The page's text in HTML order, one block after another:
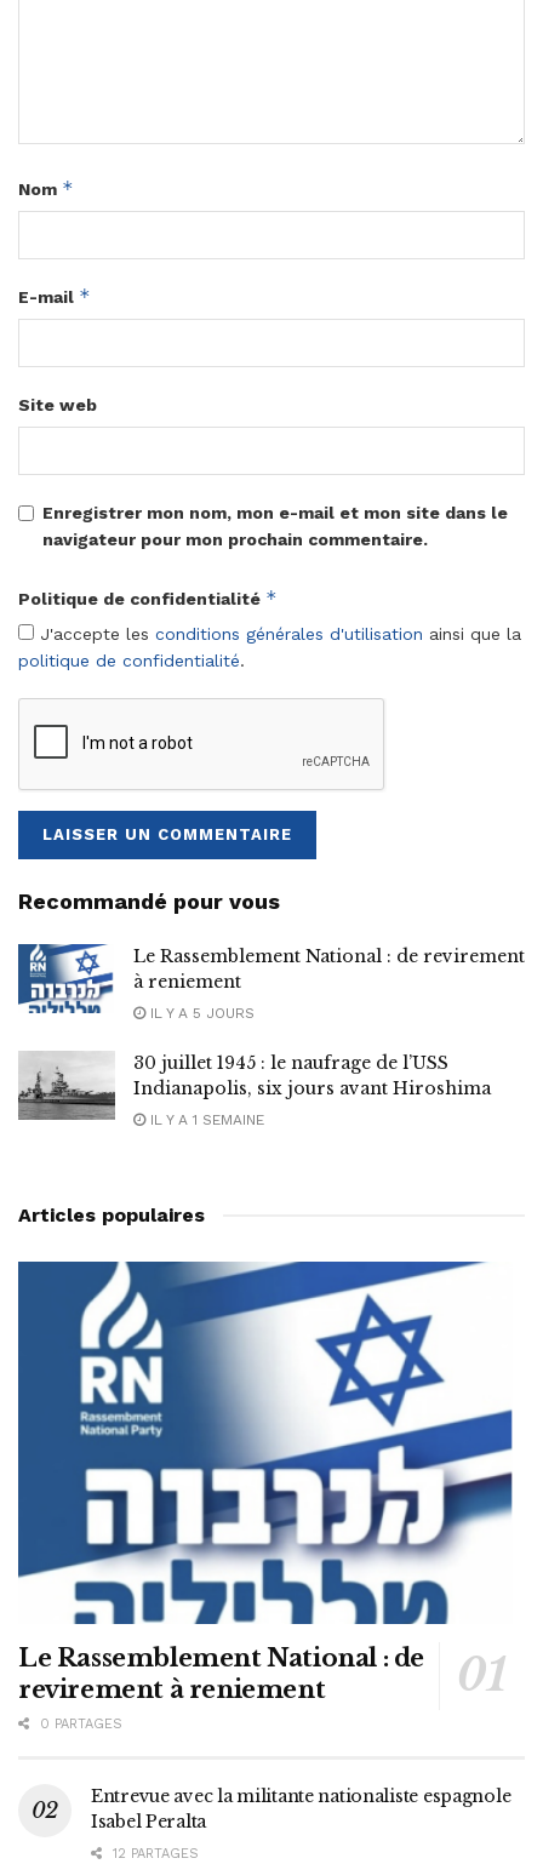
Nom *
E-mail *
Site web
Enregistrer mon nom, mon e-mail et mon site dans le
navigateur pour mon prochain commentaire.
Politique de confidentialité *
J'accepte les conditions générales d'utilisation ainsi que la
politique de confidentialité.
Recommandé pour vous
Le Rassemblement National : de revirement
à reniement
IL Y A 5 JOURS
30 juillet 1945 : le naufrage de l’USS
Indianapolis, six jours avant Hiroshima
IL Y A 1 SEMAINE
Articles populaires
Le Rassemblement National : de
revirement à reniement
0 PARTAGES
Entrevue avec la militante nationaliste espagnole
Isabel Peralta
12 PARTAGES